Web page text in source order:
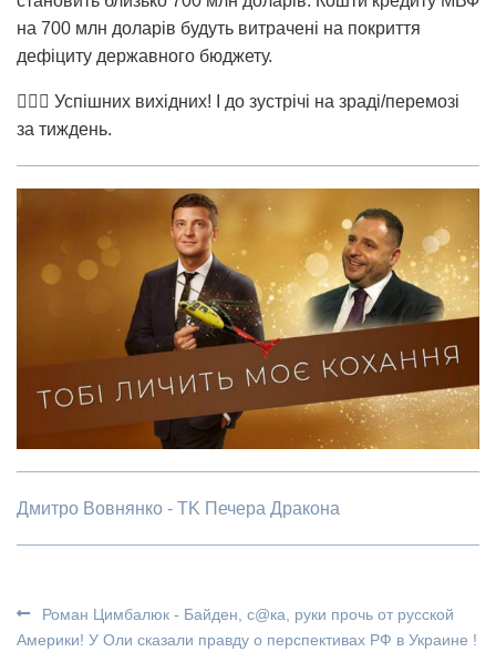
на 700 млн доларів будуть витрачені на покриття
дефіциту державного бюджету.
🙋🏻‍♂️ Успішних вихідних! І до зустрічі на зраді/перемозі
за тиждень.
Дмитро Вовнянко - TK Печера Дракона
Роман Цимбалюк - Байден, с@ка, руки прочь от русской
Америки! У Оли сказали правду о перспективах РФ в Украине !